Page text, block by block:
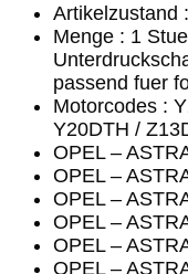
Artikelzustand
Menge : 1
passend fuer
Motorcodes :
Y20DTH /
OPEL –
OPEL –
OPEL –
OPEL –
OPEL –
OPEL –